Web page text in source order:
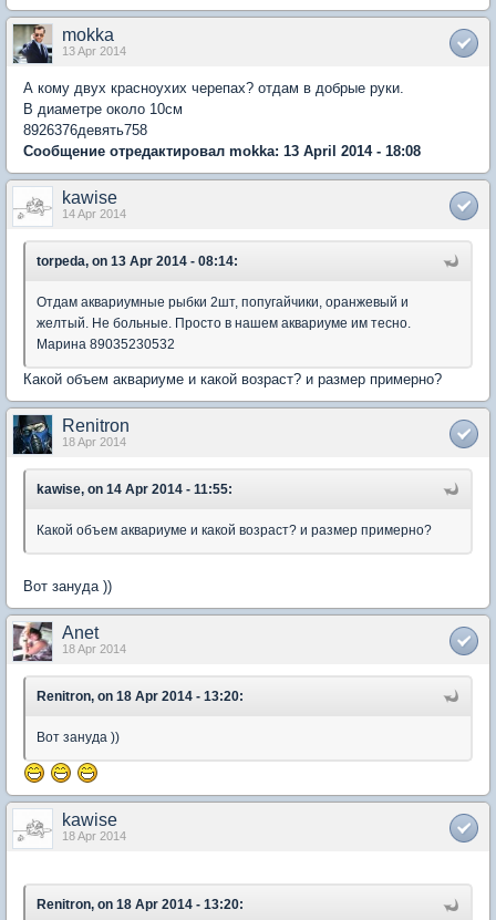
mokka
13 Apr 2014
А кому двух красноухих черепах? отдам в добрые руки.
В диаметре около 10см
8926376девять758
Сообщение отредактировал mokka: 13 April 2014 - 18:08
kawise
14 Apr 2014
torpeda, on 13 Apr 2014 - 08:14:
Отдам аквариумные рыбки 2шт, попугайчики, оранжевый и
желтый. Не больные. Просто в нашем аквариуме им тесно.
Марина 89035230532
Какой объем аквариуме и какой возраст? и размер примерно?
Renitron
18 Apr 2014
kawise, on 14 Apr 2014 - 11:55:
Какой объем аквариуме и какой возраст? и размер примерно?
Вот зануда ))
Anet
18 Apr 2014
Renitron, on 18 Apr 2014 - 13:20:
Вот зануда ))
kawise
18 Apr 2014
Renitron, on 18 Apr 2014 - 13:20: